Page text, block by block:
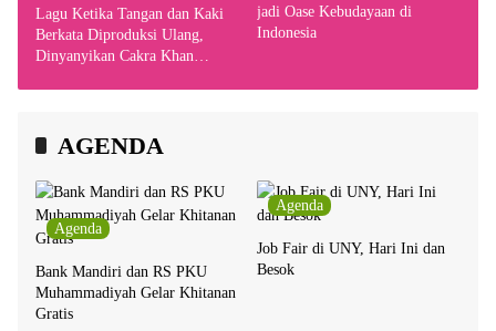
Lagu Ketika Tangan dan Kaki
Berkata Diproduksi Ulang,
Dinyanyikan Cakra Khan
jadi Oase Kebudayaan di
Indonesia
AGENDA
Agenda
Bank Mandiri dan RS PKU
Muhammadiyah Gelar Khitanan
Gratis
Agenda
Job Fair di UNY, Hari Ini dan
Besok